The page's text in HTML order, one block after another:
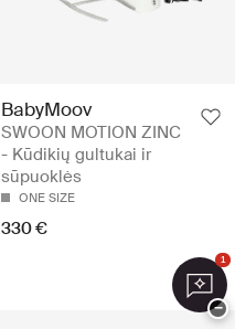
BabyMoov
SWOON MOTION ZINC
- Kūdikių gultukai ir
sūpuoklės
ONE SIZE
330 €
1
−